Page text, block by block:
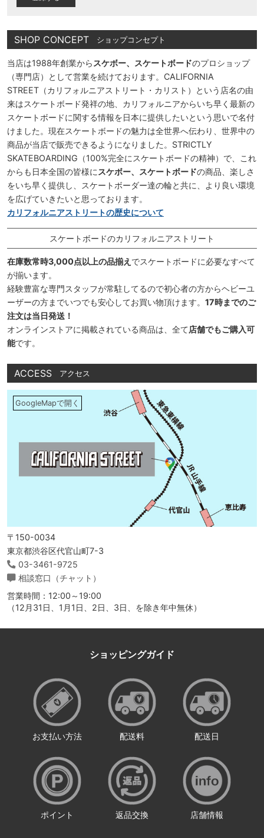
SHOP CONCEPT ショップコンセプト
当店は1988年創業から スケボー、スケートボードのプロショップ
（専門店）として営業を続けております。CALIFORNIA
STREET（カリフォルニアストリート・カリスト）という店名の由
来はスケートボード発祥の地、カリフォルニアからいち早く最新の
スケートボードに関する情報を日本に提供したいという思いで名付
けました。現在スケートボードの魅力は全世界へ伝わり、世界中の
商品が当店で販売できるようになりました。STRICTLY
SKATEBOARDING（100%完全にスケートボードの精神）で、これ
からも日本全国の皆様に スケボー、スケートボードの商品、楽しさ
をいち早く提供し、スケートボーダー達の輪と共に、より良い環境
を広げていきたいと思っております。
カリフォルニアストリートの歴史について
スケートボードのカリフォルニアストリート
在庫数常時3,000点以上の品揃え でスケートボードに必要なすべて
が揃います。
経験豊富な専門スタッフが常駐してるので初心者の方からヘビーユ
ーザーの方までいつでも安心してお買い物頂けます。 17時までのご
注文は当日発送！
オンラインストアに掲載されている商品は、全て店舗でもご購入可
能です。
ACCESS アクセス
GoogleMapで開く
〒150-0034
東京都渋谷区代官山町7-3
03-3461-9725
相談窓口（チャット）
営業時間：12:00～19:00
（12月31日、1月1日、2日、3日、を除き年中無休）
ショッピングガイド
お支払い方法 配送料 配送日
ポイント 返品交換 店舗情報